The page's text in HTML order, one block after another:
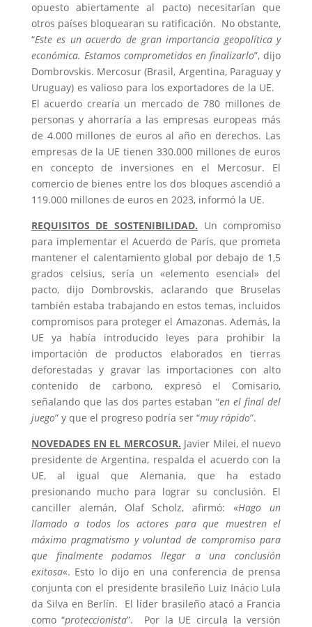
opuesto abiertamente al pacto) necesitarían que
otros países bloquearan su ratificación. No obstante,
“Este es un acuerdo de gran importancia geopolítica y
económica. Estamos comprometidos en finalizarlo”, dijo
Dombrovskis. Mercosur (Brasil, Argentina, Paraguay y
Uruguay) es valioso para los exportadores de la UE.
El acuerdo crearía un mercado de 780 millones de
personas y ahorraría a las empresas europeas más
de 4.000 millones de euros al año en derechos. Las
empresas de la UE tienen 330.000 millones de euros
en concepto de inversiones en el Mercosur. El
comercio de bienes entre los dos bloques ascendió a
119.000 millones de euros en 2023, informó la UE.
REQUISITOS DE SOSTENIBILIDAD. Un compromiso
para implementar el Acuerdo de París, que prometa
mantener el calentamiento global por debajo de 1,5
grados celsius, sería un «elemento esencial» del
pacto, dijo Dombrovskis, aclarando que Bruselas
también estaba trabajando en estos temas, incluidos
compromisos para proteger el Amazonas. Además, la
UE ya había introducido leyes para prohibir la
importación de productos elaborados en tierras
deforestadas y gravar las importaciones con alto
contenido de carbono, expresó el Comisario,
señalando que las dos partes estaban “en el final del
juego” y que el progreso podría ser “muy rápido”.
NOVEDADES EN EL MERCOSUR. Javier Milei, el nuevo
presidente de Argentina, respalda el acuerdo con la
UE, al igual que Alemania, que ha estado
presionando mucho para lograr su conclusión. El
canciller alemán, Olaf Scholz, afirmó: «Hago un
llamado a todos los actores para que muestren el
máximo pragmatismo y voluntad de compromiso para
que finalmente podamos llegar a una conclusión
exitosa«. Esto lo dijo en una conferencia de prensa
conjunta con el presidente brasileño Luiz Inácio Lula
da Silva en Berlín. El líder brasileño atacó a Francia
como “proteccionista”. Por la UE circula la versión